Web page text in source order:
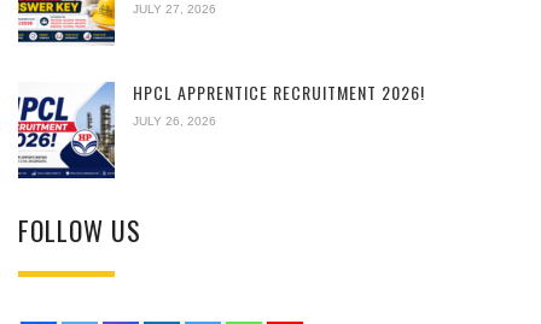
JULY 27, 2026
HPCL APPRENTICE RECRUITMENT 2026!
JULY 26, 2026
FOLLOW US